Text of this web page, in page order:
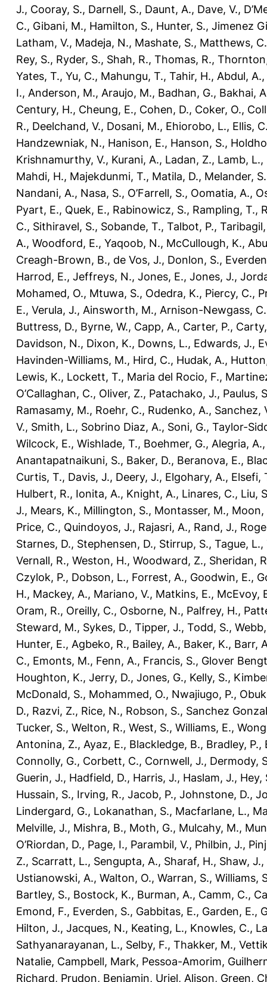
J., Cooray, S., Darnell, S., Daunt, A., Dave, V.,
C., Gibani, M., Hamilton, S., Hunter, S., Jimenez
Latham, V., Madeja, N., Mashate, S., Matthews, C.
Rey, S., Ryder, S., Shah, R., Thomas, R.,
Yates, T., Yu, C., Mahungu, T., Tahir, H., Abdul, A.,
I., Anderson, M., Araujo, M., Badhan, G., Bakhai,
Century, H., Cheung, E., Cohen, D., Coker, O.,
R., Deelchand, V., Dosani, M., Ehiorobo, L., Ellis,
Handzewniak, N., Hanison, E., Hanson, S.,
Krishnamurthy, V., Kurani, A., Ladan, Z., Lamb, L.,
Mahdi, H., Majekdunmi, T., Matila, D., Melander, S.
Nandani, A., Nasa, S., O’Farrell, S., Oomatia, A.,
Pyart, E., Quek, E., Rabinowicz, S., Rampling, T.,
C., Sithiravel, S., Sobande, T., Talbot, P., Taribagil,
A., Woodford, E., Yaqoob, N., McCullough, K.,
Creagh-Brown, B., de Vos, J., Donlon, S.,
Harrod, E., Jeffreys, N., Jones, E., Jones, J.,
Mohamed, O., Mtuwa, S., Odedra, K., Piercy, C.,
E., Verula, J., Ainsworth, M., Arnison-Newgass, C.
Buttress, D., Byrne, W., Capp, A., Carter, P.,
Davidson, N., Dixon, K., Downs, L., Edwards, J.,
Havinden-Williams, M., Hird, C., Hudak, A.,
Lewis, K., Lockett, T., Maria del Rocio, F.,
O’Callaghan, C., Oliver, Z., Patachako, J., Paulus,
Ramasamy, M., Roehr, C., Rudenko, A., Sanchez,
V., Smith, L., Sobrino Diaz, A., Soni, G., Taylor-
Wilcock, E., Wishlade, T., Boehmer, G., Alegria, A.
Anantapatnaikuni, S., Baker, D., Beranova, E.,
Curtis, T., Davis, J., Deery, J., Elgohary, A., Elsefi,
Hulbert, R., Ionita, A., Knight, A., Linares, C., Liu,
J., Mears, K., Millington, S., Montasser, M., Moon,
Price, C., Quindoyos, J., Rajasri, A., Rand, J.,
Starnes, D., Stephensen, D., Stirrup, S., Tague, L.,
Vernall, R., Weston, H., Woodward, Z., Sheridan,
Czylok, P., Dobson, L., Forrest, A., Goodwin, E.,
H., Mackey, A., Mariano, V., Matkins, E., McEvoy,
Oram, R., Oreilly, C., Osborne, N., Palfrey, H.,
Steward, M., Sykes, D., Tipper, J., Todd, S.,
Hunter, E., Agbeko, R., Bailey, A., Baker, K., Barr,
C., Emonts, M., Fenn, A., Francis, S., Glover
Houghton, K., Jerry, D., Jones, G., Kelly, S.,
McDonald, S., Mohammed, O., Nwajiugo, P.,
D., Razvi, Z., Rice, N., Robson, S., Sanchez
Tucker, S., Welton, R., West, S., Williams, E.,
Antonina, Z., Ayaz, E., Blackledge, B., Bradley, P.,
Connolly, G., Corbett, C., Cornwell, J., Dermody,
Guerin, J., Hadfield, D., Harris, J., Haslam, J., Hey,
Hussain, S., Irving, R., Jacob, P., Johnstone, D.,
Lindergard, G., Lokanathan, S., Macfarlane, L.,
Melville, J., Mishra, B., Moth, G., Mulcahy, M.,
O’Riordan, D., Page, I., Parambil, V., Philbin, J.,
Z., Scarratt, L., Sengupta, A., Sharaf, H., Shaw, J.,
Ustianowski, A., Walton, O., Warran, S., Williams,
Bartley, S., Bostock, K., Burman, A., Camm, C.,
Emond, F., Everden, S., Gabbitas, E., Garden, E.,
Hilton, J., Jacques, N., Keating, L., Knowles, C.,
Sathyanarayanan, L., Selby, F., Thakker, M.,
Natalie, Campbell, Mark, Pessoa-Amorim,
Richard, Prudon, Benjamin, Uriel, Alison, Green,